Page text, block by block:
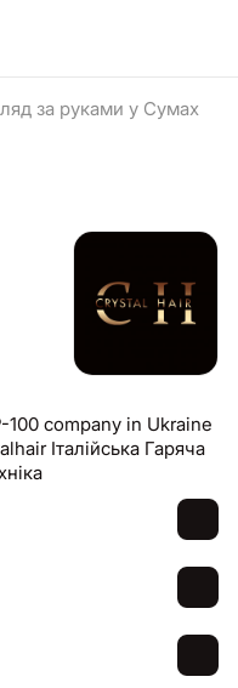
за руками у Сумах
company in Ukraine
Італійська Гаряча